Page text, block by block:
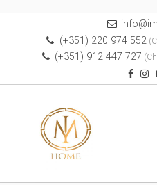
(+351) 220 974 552
(+351) 912 447 727